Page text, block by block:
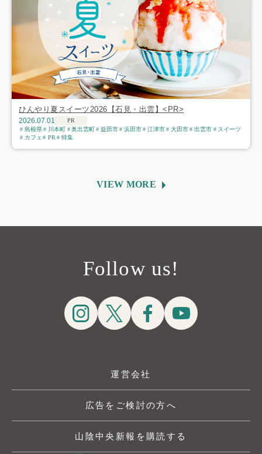
ひんやり夏スイーツ2026【石見・出雲】<PR>
2026.07.01
PR
島根県
川本町 奥出雲町 益田市 浜田市 江津市 大田市 出雲市
スイーツ
カフェ
PR 特集
VIEW MORE
Follow us!
運営会社
広告をご検討の方へ
山陰中央新報を購読する